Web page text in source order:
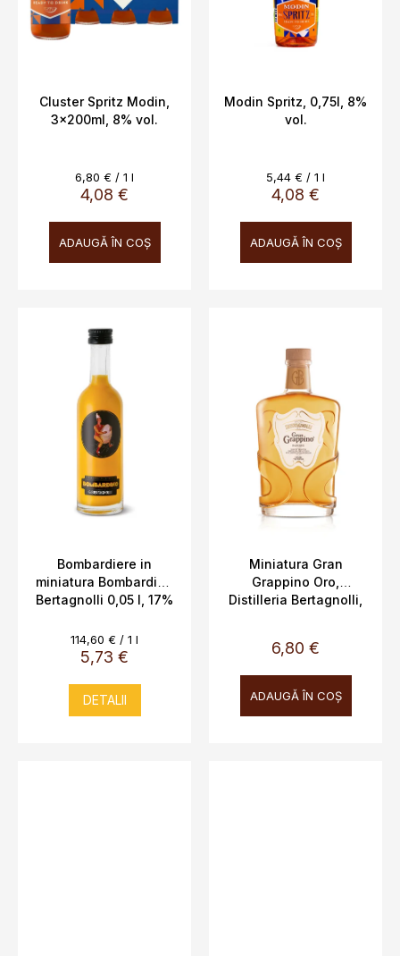
Cluster Spritz Modin,
3x200ml, 8% vol.
4,08 €
Evaluare
preţ:
6,80 € / 1 l
ADAUGĂ ÎN COŞ
Modin Spritz, 0,75l, 8%
vol.
4,08 €
Evaluare
preţ:
5,44 € / 1 l
ADAUGĂ ÎN COŞ
Bombardiere in
miniatura Bombardino
Bertagnolli 0,05 l, 17%
5,73 €
Evaluare
preţ:
114,60 € / 1 l
DETALII
Miniatura Gran
Grappino Oro,
Distilleria Bertagnolli,
6,80 €
ADAUGĂ ÎN COŞ